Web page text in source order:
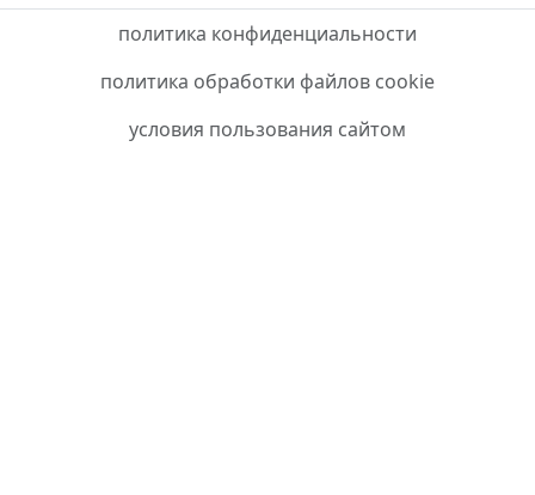
политика конфиденциальности
политика обработки файлов cookie
условия пользования сайтом